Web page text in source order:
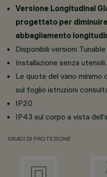
Versione Longitudinal
progettato per
abbagliamento
Disponibili versioni
Installazione senza utensili.
Le quote del vano minimo
sul foglio istruzioni
IP20
IP43 sul corpo a vista
GRADI DI PROTEZIONE